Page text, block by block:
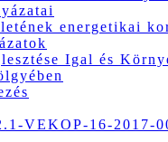
energetikai
Igal és
VEKOP-16-2017-